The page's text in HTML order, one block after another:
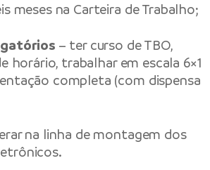
meses na Carteira de Trabalho;
– ter curso de TBO,
horário, trabalhar em escala 6×1
completa (com dispensa
na linha de montagem dos